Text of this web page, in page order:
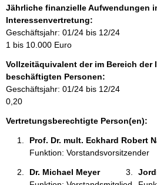
m
a
t
i
n
e
n
:
Jährliche finanzielle Aufwendungen
Interessenvertretung:
Geschäftsjahr: 01/24 bis 12/24
1 bis 10.000 Euro
Vollzeitäquivalent der im Bereich der
beschäftigten Personen:
Geschäftsjahr: 01/24 bis 12/24
0,20
Vertretungsberechtigte Person(en):
Prof. Dr. mult. Eckhard Robert
Funktion: Vorstandsvorsitzender
Dr. Michael Meyer